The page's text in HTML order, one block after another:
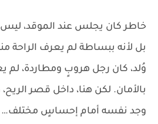
خاطر كان يجلس عند الموقد، ليس
بل لأنه ببساطة لم يعرف الراحة
وُلد، كان رجل هروبٍ ومطاردة،
بالأمان. لكن هنا، داخل قصر
وجد نفسه أمام إحساسٍ